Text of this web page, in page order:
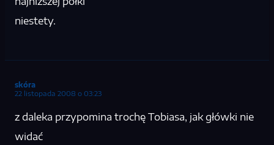
niestety.
skóra
22 listopada 2008 o 03:23
z daleka przypomina trochę Tobiasa, jak główki nie
widać